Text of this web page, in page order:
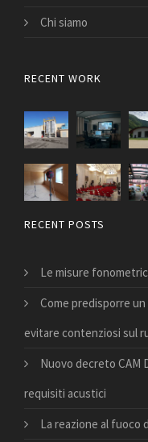
Chi siamo
RECENT WORK
RECENT POSTS
Le misure
Come predisporre
evitare contenziosi sul
Nuovo decreto CAM
requisiti acustici
La reazione al fuoco